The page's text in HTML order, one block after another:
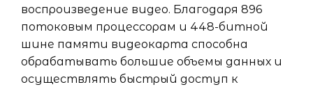
воспроизведение видео. Благодаря 896
потоковым процессорам и 448-битной
шине памяти видеокарта способна
обрабатывать большие объемы данных и
осуществлять быстрый доступ к